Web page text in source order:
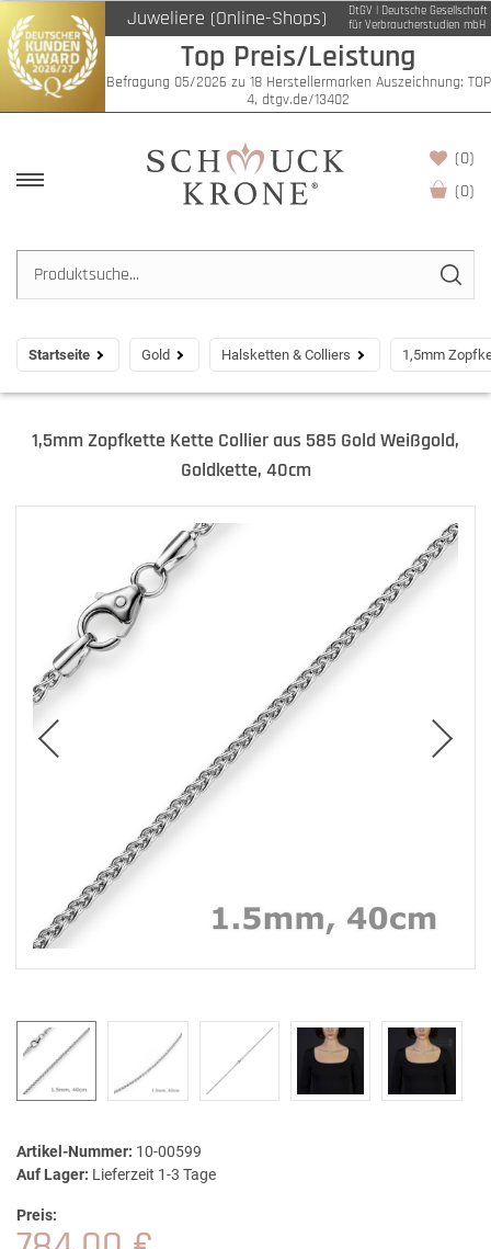
Juweliere (Online-Shops)
DtGV | Deutsche Gesellschaft
für Verbraucherstudien mbH
Top Preis/Leistung
Befragung 05/2026 zu 18 Herstellermarken Auszeichnung: TOP
4, dtgv.de/13402
(0)
(0)
Startseite Gold Halsketten & Colliers 1,5mm
1,5mm Zopfkette Kette Collier aus 585 Gold Weißgold,
Goldkette, 40cm
Artikel-Nummer: 10-00599
Auf Lager: Lieferzeit 1-3 Tage
Preis: